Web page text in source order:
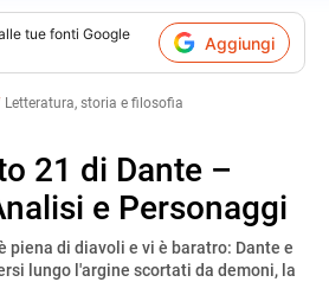
tue fonti Google
Aggiungi
Letteratura, storia e filosofia
21 di Dante –
e Personaggi
piena di diavoli e vi è baratro: Dante e
lungo l'argine scortati da demoni, la